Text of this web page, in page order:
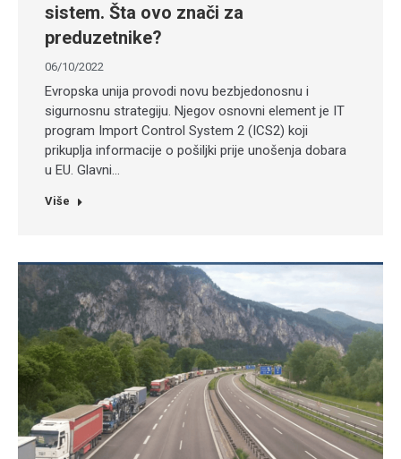
sistem. Šta ovo znači za
preduzetnike?
06/10/2022
Evropska unija provodi novu bezbjedonosnu i
sigurnosnu strategiju. Njegov osnovni element je IT
program Import Control System 2 (ICS2) koji
prikuplja informacije o pošiljki prije unošenja dobara
u EU. Glavni…
Više